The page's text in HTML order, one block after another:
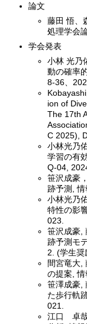
論文
藤田 悟、
処理学会
学会発表
小林 光乃
動の確率
8-36、
ion of
The 17th
C 2025),
小林光乃
学習の有
Q-04,
笹沢成豪
跡予測,
小林光乃
特性の影
023.
笹沢成豪,
跡予測モ
2. (学生奨
間宮竜大,
の提案,
笹澤成豪,
た歩行軌
021.
江口 卓